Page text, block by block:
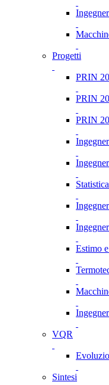
Progetti
PRIN
PRIN
PRIN
Estimo
VQR
Sintesi